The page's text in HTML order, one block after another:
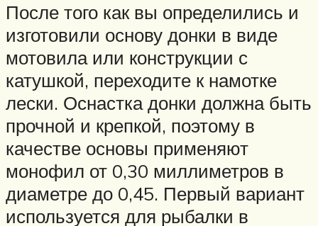
После того как вы определились и
изготовили основу донки в виде
мотовила или конструкции с
катушкой, переходите к намотке
лески. Оснастка донки должна быть
прочной и крепкой, поэтому в
качестве основы применяют
монофил от 0,30 миллиметров в
диаметре до 0,45. Первый вариант
используется для рыбалки в